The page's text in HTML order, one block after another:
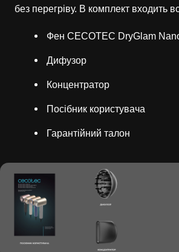
без перегріву. В комплект входить
Фен CECOTEC DryGlam
Дифузор
Концентратор
Посібник користувача
Гарантійний талон